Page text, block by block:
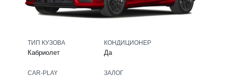
CAR-PLAY ЗАЛОГ
КОНДИЦИОНЕР
Да
Кабриолет
ТИП КУЗОВА